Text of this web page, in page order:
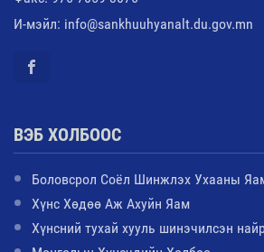
И-мэйл: info@sankhuuhyanalt.du.gov.mn
ВЭБ ХОЛБООС
Боловсрол Соёл Шинжлэх Ухааны
Хүнс Хөдөө Аж Ахуйн Яам
Хүнсний тухай хууль шинэчилсэн